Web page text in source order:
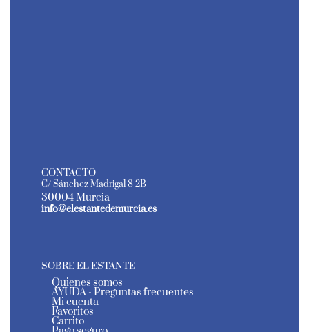
CONTACTO
C/ Sánchez Madrigal 8 2B
30004 Murcia
info@elestantedemurcia.es
SOBRE EL ESTANTE
Quienes somos
AYUDA - Preguntas frecuentes
Mi cuenta
Favoritos
Carrito